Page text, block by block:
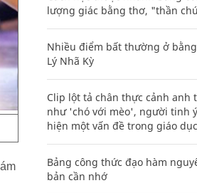
lượng giác bằng thơ, "thần
Nhiều điểm bất thường ở
Lý Nhã Kỳ
Clip lột tả chân thực cảnh anh
như 'chó với mèo', người tinh
hiện một vấn đề trong giáo
Bảng công thức đạo hàm
bản cần nhớ